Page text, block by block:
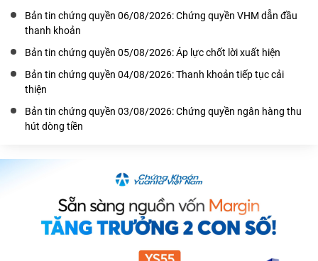
Bản tin chứng quyền 06/08/2026: Chứng quyền VHM dẫn đầu
thanh khoản
Bản tin chứng quyền 05/08/2026: Áp lực chốt lời xuất hiện
Bản tin chứng quyền 04/08/2026: Thanh khoản tiếp tục cải
thiện
Bản tin chứng quyền 03/08/2026: Chứng quyền ngân hàng thu
hút dòng tiền